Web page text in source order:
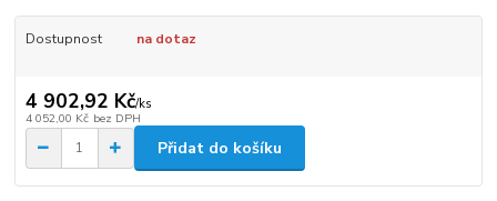
Dostupnost na dotaz
4 902,92 Kč/ks
4 052,00 Kč bez DPH
Přidat do košíku